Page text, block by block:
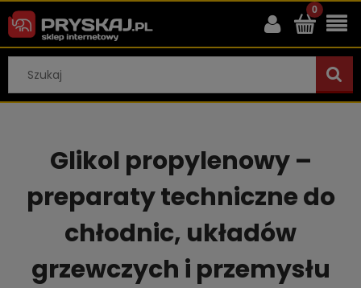
Glikol propylenowy –
preparaty techniczne do
chłodnic, układów
grzewczych i przemysłu